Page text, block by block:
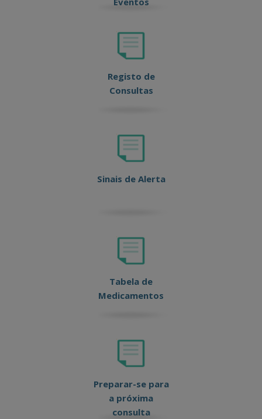
Registo de
Consultas
Sinais de Alerta
Tabela de
Medicamentos
Preparar-se para
a próxima
consulta